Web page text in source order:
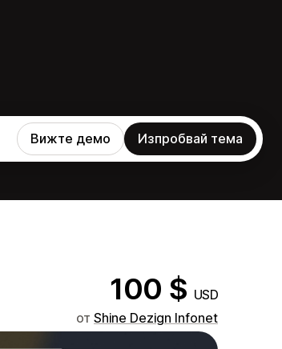
Вижте демо Изпробвай тема
100 $ USD
от Shine Dezign Infonet